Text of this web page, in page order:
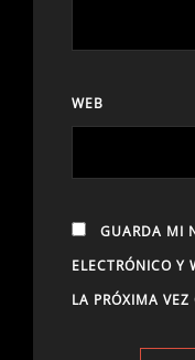
WEB
GUARDA MI
ELECTRÓNICO Y
LA PRÓXIMA